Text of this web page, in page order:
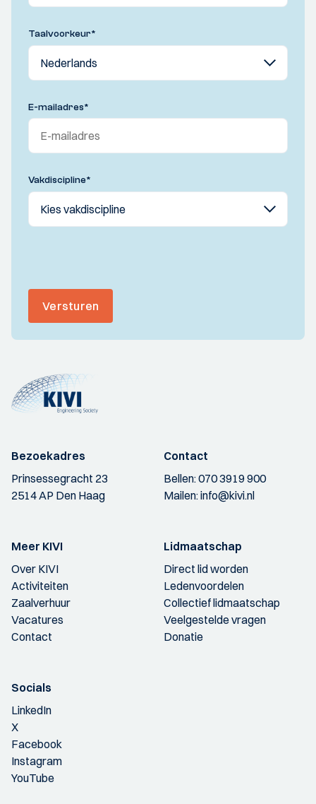
Taalvoorkeur*
E-mailadres*
Vakdiscipline*
Versturen
Bezoekadres
Prinsessegracht 23
2514 AP Den Haag
Contact
Bellen:070 3919 900
Mailen:info@kivi.nl
Meer KIVI
Over KIVI
Activiteiten
Zaalverhuur
Vacatures
Contact
Lidmaatschap
Direct lid worden
Ledenvoordelen
Collectief lidmaatschap
Veelgestelde vragen
Donatie
Socials
LinkedIn
X
Facebook
Instagram
YouTube